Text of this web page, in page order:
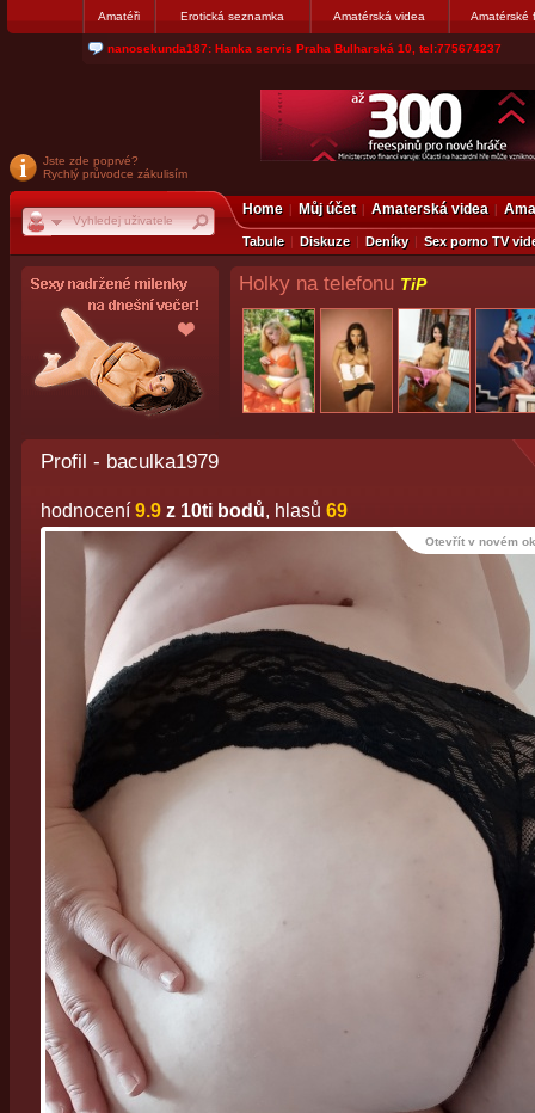
Amatéři Erotická seznamka Amatérská videa Amatérské
jjoseff: Najde se par, ktery nekdy přemýšlel o divákovi. Napiste
Jste zde poprvé?
Rychlý průvodce zákulisím
Home Můj účet Amaterská videa
Tabule Diskuze Deníky Sex porno TV
Holky na telefonu TiP
Profil - baculka1979
hodnocení9.9z 10ti bodů, hlasů 69
Otevřít v novém